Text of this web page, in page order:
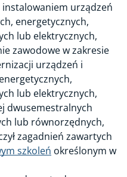
instalowaniem urządzeń
energetycznych,
lub elektrycznych,
zawodowe w zakresie
urządzeń i
lub elektrycznych,
dwusemestralnych
lub równorzędnych,
zagadnień zawartych
szkoleń określonym w